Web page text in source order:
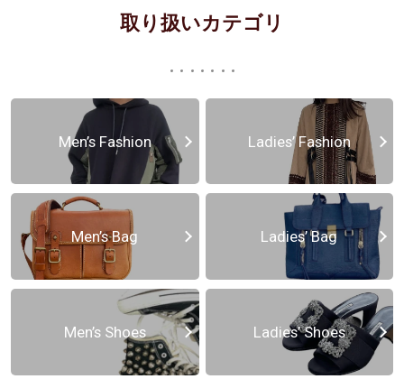
取り扱いカテゴリ
Men’s Fashion Ladies’ Fashion
Men’s Bag Ladies’ Bag
Men’s Shoes Ladies’ Shoes